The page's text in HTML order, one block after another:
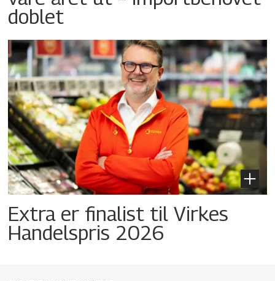
doblet
Extra er finalist til Virkes
Handelspris 2026